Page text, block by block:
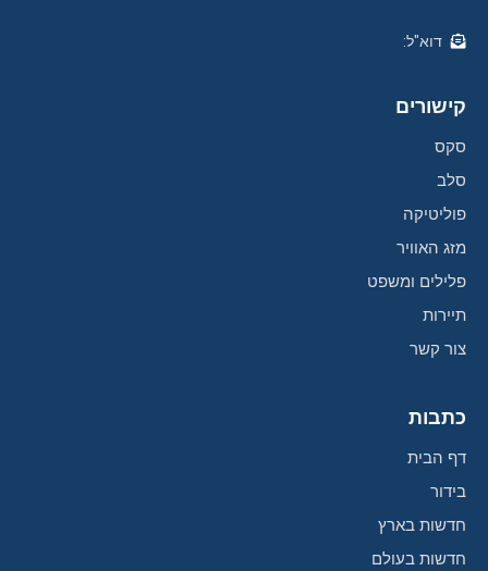
דוא"ל:
קישורים
סקס
סלב
פוליטיקה
מזג האוויר
פלילים ומשפט
תיירות
צור קשר
כתבות
דף הבית
בידור
חדשות בארץ
חדשות בעולם